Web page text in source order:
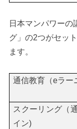
日本マンパワーの
グ」の2つがセッ
ます。
通信教育（eラー
スクーリング（
イン)